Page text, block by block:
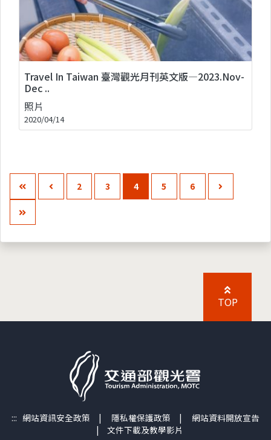
Travel In Taiwan 臺灣觀光月刊英文版—2023.Nov-
Dec ..
照片
2020/04/14
2 3 4 5 6
TOP
::: 網站資訊安全政策 | 隱私權保護政策 | 網站資料開放宣告
| 文件下載及教學影片